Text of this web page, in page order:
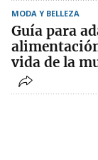
MODA Y BELLEZA
Guía para
vida de la